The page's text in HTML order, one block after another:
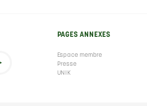
PAGES ANNEXES
Espace membre
Presse
UNIK